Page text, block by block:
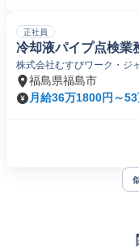
正社員
冷却液パイプ点検業
株式会社むすびワーク・ジ
福島県福島市
月給36万1800円～